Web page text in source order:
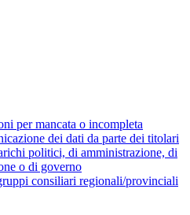
per mancata o incompleta
dei dati da parte dei titolari
politici, di amministrazione, di
o di governo
consiliari regionali/provinciali